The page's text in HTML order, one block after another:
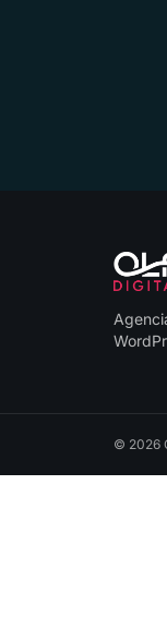
© 2026